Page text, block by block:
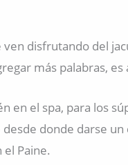
ven disfrutando del
más palabras,
en el spa, para los
donde darse un
el Paine.